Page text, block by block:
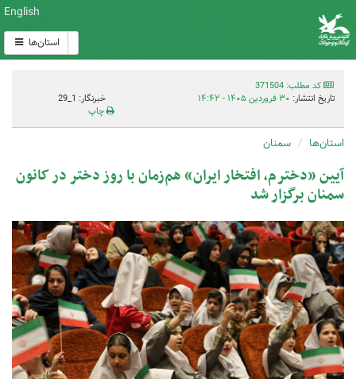
English
استان‌ها
کد مطلب: 371504
تاریخ انتشار: ۳۰ فروردین ۱۴۰۵ - ۱۴:۴۲
خبرنگار: 1_29
چاپ
استان‌ها سمنان
آیین «دخترم، افتخار ایران» هم‌زمان با روز دختر در کانون
سمنان برگزار شد